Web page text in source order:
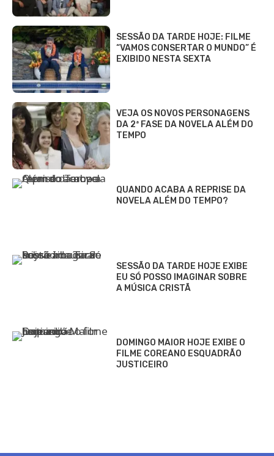
SESSÃO DA TARDE HOJE: FILME
“VAMOS CONSERTAR O MUNDO” É
EXIBIDO NESTA SEXTA
VEJA OS NOVOS PERSONAGENS
DA 2ª FASE DA NOVELA ALÉM DO
TEMPO
QUANDO ACABA A REPRISE DA
NOVELA ALÉM DO TEMPO?
SESSÃO DA TARDE HOJE EXIBE
EU SÓ POSSO IMAGINAR SOBRE
A MÚSICA CRISTÃ
DOMINGO MAIOR HOJE EXIBE O
FILME COREANO ESQUADRÃO
JUSTICEIRO